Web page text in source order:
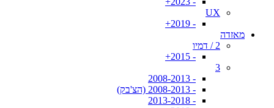
UX
- 2019+
מאזדה
2 / דמיו
- 2015+
3
- 2008-2013
- 2008-2013 (הצ'בק)
- 2013-2018